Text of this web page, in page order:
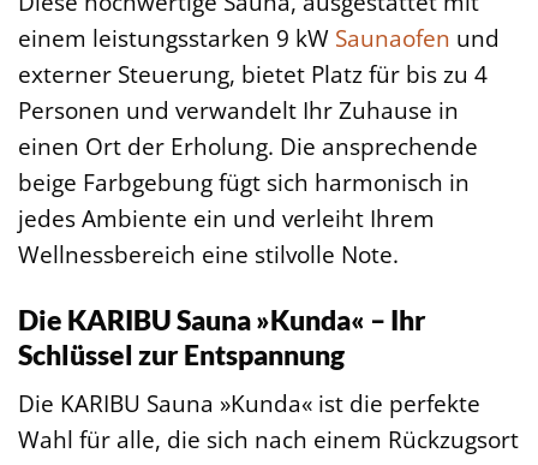
einem leistungsstarken 9 kW Saunaofen und
externer Steuerung, bietet Platz für bis zu 4
Personen und verwandelt Ihr Zuhause in
einen Ort der Erholung. Die ansprechende
beige Farbgebung fügt sich harmonisch in
jedes Ambiente ein und verleiht Ihrem
Wellnessbereich eine stilvolle Note.
Die KARIBU Sauna »Kunda« – Ihr
Schlüssel zur Entspannung
Die KARIBU Sauna »Kunda« ist die perfekte
Wahl für alle, die sich nach einem Rückzugsort